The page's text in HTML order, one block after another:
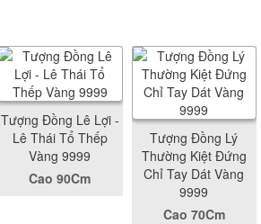
Tượng Đồng Lê Lợi -
Lê Thái Tổ Thếp
Vàng 9999
Cao 90Cm
Tượng Đồng Lý
Thường Kiệt Đứng
Chỉ Tay Dát Vàng
9999
Cao 70Cm